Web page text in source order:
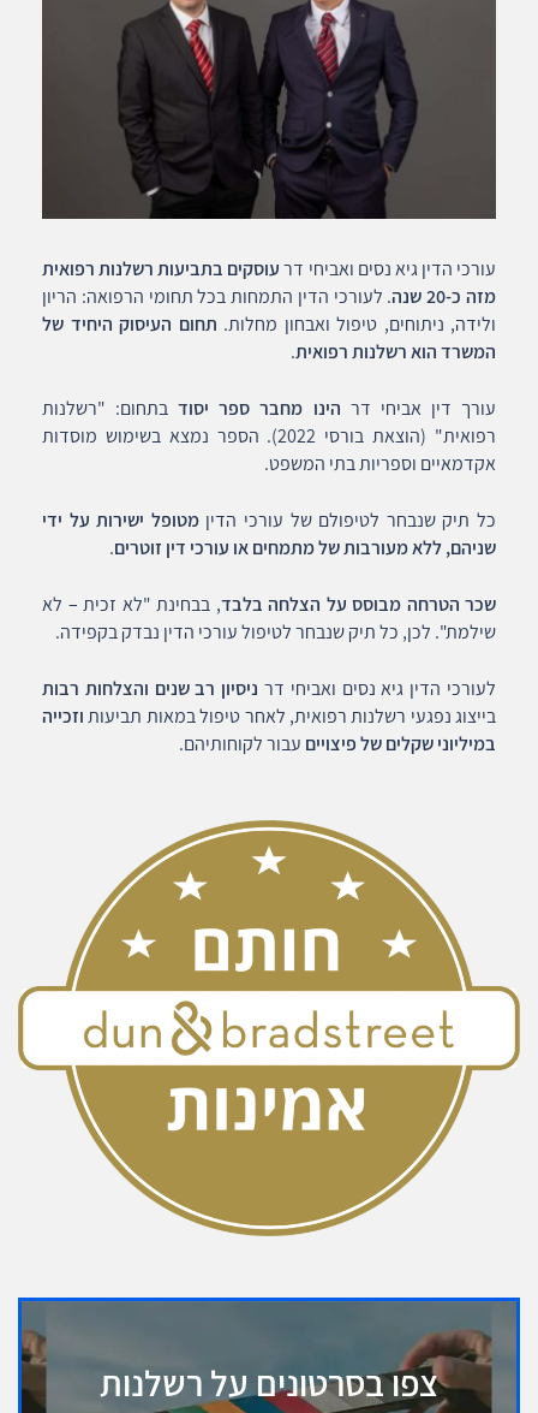
עורכי הדין גיא נסים ואביחי דרעוסקים בתביעות רשלנות רפואית
מזה כ-20 שנה
. לעורכי הדין התמחות בכל תחומי הרפואה: הריון
ולידה, ניתוחים, טיפול ואבחון מחלות. תחום העיסוק היחיד של
המשרד הוא רשלנות רפואית.
עורך דין אביחי דר הינו מחבר ספר יסודבתחום: "רשלנות
רפואית" (הוצאת בורסי 2022). הספר נמצא בשימוש מוסדות
אקדמאיים וספריות בתי המשפט.
כל תיק שנבחר לטיפולם של עורכי הדיןמטופל ישירות על ידי
שניהם, ללא מעורבות של מתמחים או עורכי דין זוטרים.
שכר הטרחה מבוסס על הצלחה בלבד, בבחינת "לא זכית – לא
שילמת". לכן, כל תיק שנבחר לטיפול עורכי הדין נבדק בקפידה.
לעורכי הדין גיא נסים ואביחי דר ניסיון רב שנים והצלחות רבות
בייצוג נפגעי רשלנות רפואית, לאחר טיפול במאות תביעותוזכייה
במיליוני שקלים של פיצויים עבור לקוחותיהם.
צפו בסרטונים על רשלנות